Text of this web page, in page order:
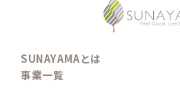
SUNAYAMAとは
事業一覧